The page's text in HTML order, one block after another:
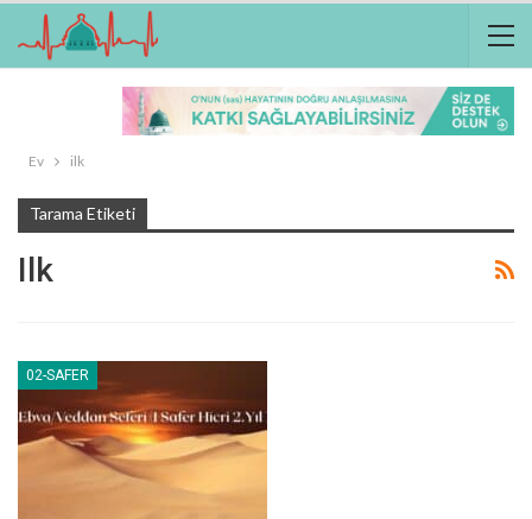
Ev ilk
Tarama Etiketi
Ilk
02-SAFER